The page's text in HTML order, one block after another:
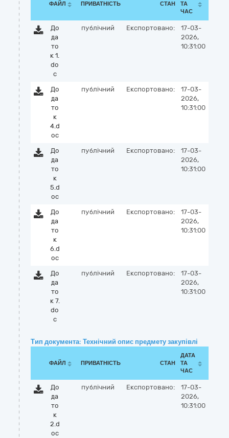
ФАЙЛ ПРИВАТНІСТЬ СТАН
ТА
ЧАС
До
да
то
к 1.
do
c
публічний Експортовано:
17-03-
2026,
10:31:00
До
да
то
к
4.d
oc
публічний Експортовано:
17-03-
2026,
10:31:00
До
да
то
к
5.d
oc
публічний Експортовано:
17-03-
2026,
10:31:00
До
да
то
к
6.d
oc
публічний Експортовано:
17-03-
2026,
10:31:00
До
да
то
к 7.
do
c
публічний Експортовано:
17-03-
2026,
10:31:00
Тип документа: Технічний опис предмету закупівлі
ФАЙЛ ПРИВАТНІСТЬ СТАН
ДАТА
ТА
ЧАС
До
да
то
к
2.d
oc
публічний Експортовано:
17-03-
2026,
10:31:00